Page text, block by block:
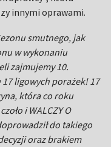
innymi oprawami.
smutnego, jak
w wykonaniu
zajmujemy 10.
17 ligowych porażek! 17
która co roku
i WALCZY O
do takiego
oraz brakiem